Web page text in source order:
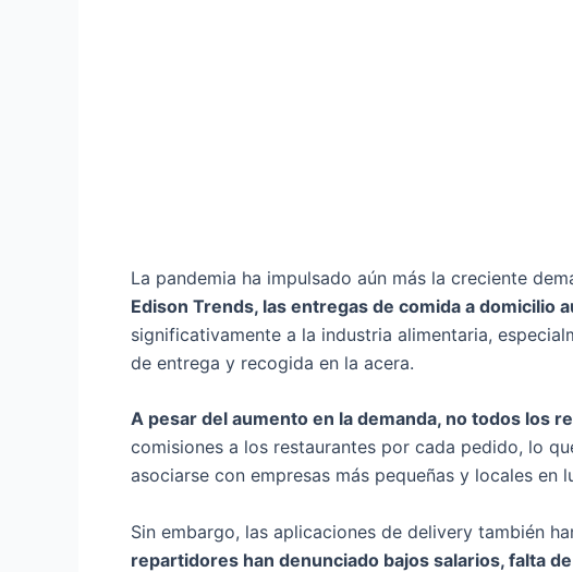
La pandemia ha impulsado aún más la creciente
Edison Trends, las entregas de comida a domicilio
significativamente a la industria alimentaria,
de entrega y recogida en la acera.
A pesar del aumento en la demanda, no todos los
comisiones a los restaurantes por cada pedido, lo
asociarse con empresas más pequeñas y locales en
Sin embargo, las aplicaciones de delivery también
repartidores han denunciado bajos salarios, falta